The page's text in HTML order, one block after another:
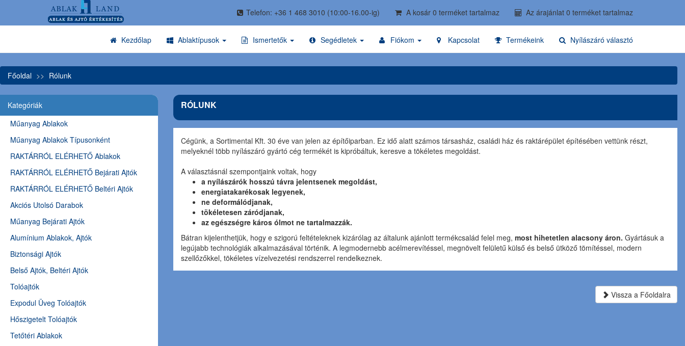
Telefon: +36 1 468 3010 (10:00-16.00-ig) A kosár 0 terméket tartalmaz Az árajánlat 0 terméket tartalmaz
Kezdőlap Ablaktípusok Ismertetők Segédletek Fiókom Kapcsolat Termékeink Nyílászáró választó
Főoldal Rólunk
RÓLUNK
Cégünk, a Sortimental Kft. 30 éve van jelen az építőiparban. Ez idő alatt számos társasház, családi ház és raktárépület építésében vettünk részt,
melyeknél több nyílászáró gyártó cég termékét is kipróbáltuk, keresve a tökéletes megoldást.
A választásnál szempontjaink voltak, hogy
a nyílászárók hosszú távra jelentsenek megoldást,
energiatakarékosak legyenek,
ne deformálódjanak,
tökéletesen záródjanak,
az egészségre káros ólmot ne tartalmazzák.
Bátran kijelenthetjük, hogy e szigorú feltételeknek kizárólag az általunk ajánlott termékcsalád felel meg, most hihetetlen alacsony áron. Gyártásuk a
legújabb technológiák alkalmazásával történik. A legmodernebb acélmerevítéssel, megnövelt felületű külső és belső ütköző tömítéssel, modern
szellőzőkkel, tökéletes vízelvezetési rendszerrel rendelkeznek.
Vissza a Főoldalra
Kategóriák
Műanyag Ablakok
Műanyag Ablakok Típusonként
RAKTÁRRÓL ELÉRHETŐ Ablakok
RAKTÁRRÓL ELÉRHETŐ Bejárati Ajtók
RAKTÁRRÓL ELÉRHETŐ Beltéri Ajtók
Akciós Utolsó Darabok
Műanyag Bejárati Ajtók
Alumínium Ablakok, Ajtók
Biztonsági Ajtók
Belső Ajtók, Beltéri Ajtók
Tolóajtók
Expodul Üveg Tolóajtók
Hőszigetelt Tolóajtók
Tetőtéri Ablakok